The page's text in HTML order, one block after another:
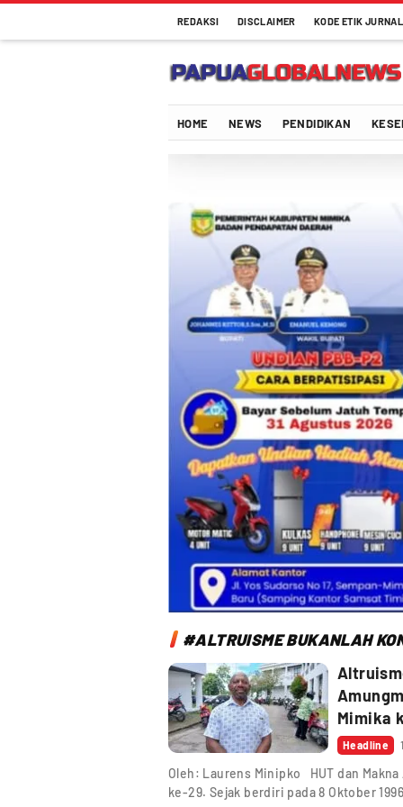
REDAKSI DISCLAIMER KODE ETIK
Papuaglobalnews.com
Menulis Fakta dengan Hati Bening
HOME NEWS PENDIDIKAN
#ALTRUISME BUKANLAH
Mimika
Headline
Oleh: Laurens Minipko HUT dan
ke-29. Sejak berdiri pada 8 Oktober